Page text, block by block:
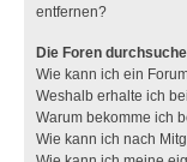
entfernen?
Die Foren
Wie kann ich ein
Weshalb erhalte ich
Warum bekomme ich
Wie kann ich nach